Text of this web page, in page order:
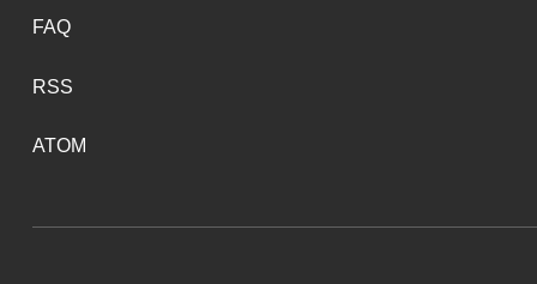
FAQ
RSS
ATOM